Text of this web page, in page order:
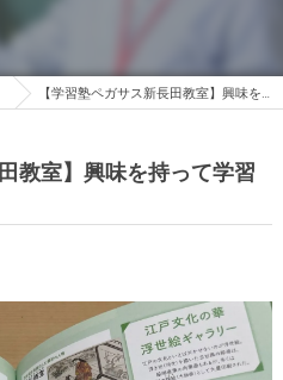
【学習塾ペガサス新長田教室】興味を持って学習をする！
教室】興味を持って学習